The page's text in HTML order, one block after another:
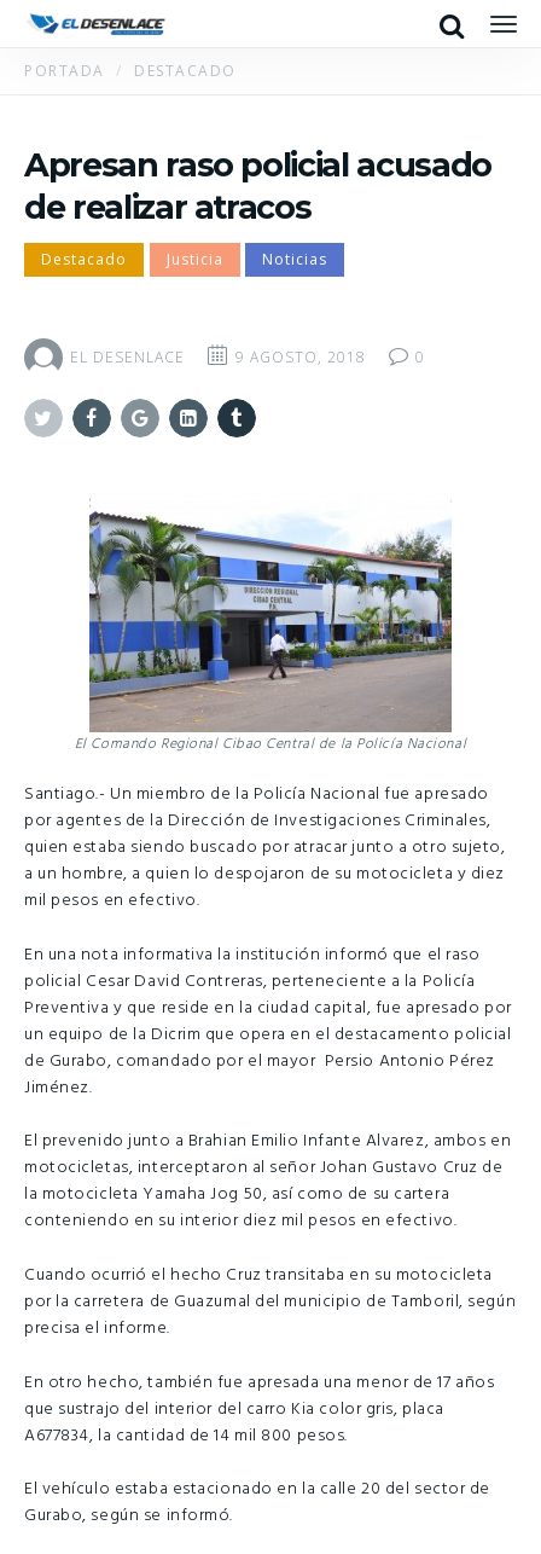
Search
PORTADA DESTACADO
Apresan raso policial acusado
de realizar atracos
Destacado Justicia Noticias
EL DESENLACE 9 AGOSTO, 2018 0
El Comando Regional Cibao Central de la Policía Nacional
Santiago.- Un miembro de la Policía Nacional fue apresado
por agentes de la Dirección de Investigaciones Criminales,
quien estaba siendo buscado por atracar junto a otro sujeto,
a un hombre, a quien lo despojaron de su motocicleta y diez
mil pesos en efectivo.
En una nota informativa la institución informó que el raso
policial Cesar David Contreras, perteneciente a la Policía
Preventiva y que reside en la ciudad capital, fue apresado por
un equipo de la Dicrim que opera en el destacamento policial
de Gurabo, comandado por el mayor Persio Antonio Pérez
Jiménez.
El prevenido junto a Brahian Emilio Infante Alvarez, ambos en
motocicletas, interceptaron al señor Johan Gustavo Cruz de
la motocicleta Yamaha Jog 50, así como de su cartera
conteniendo en su interior diez mil pesos en efectivo.
Cuando ocurrió el hecho Cruz transitaba en su motocicleta
por la carretera de Guazumal del municipio de Tamboril, según
precisa el informe.
En otro hecho, también fue apresada una menor de 17 años
que sustrajo del interior del carro Kia color gris, placa
A677834, la cantidad de 14 mil 800 pesos.
El vehículo estaba estacionado en la calle 20 del sector de
Gurabo, según se informó.